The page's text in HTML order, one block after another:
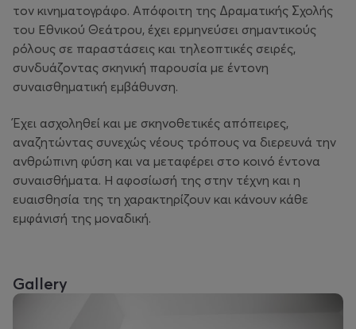
τον κινηματογράφο. Απόφοιτη της Δραματικής Σχολής
του Εθνικού Θεάτρου, έχει ερμηνεύσει σημαντικούς
ρόλους σε παραστάσεις και τηλεοπτικές σειρές,
συνδυάζοντας σκηνική παρουσία με έντονη
συναισθηματική εμβάθυνση.
Έχει ασχοληθεί και με σκηνοθετικές απόπειρες,
αναζητώντας συνεχώς νέους τρόπους να διερευνά την
ανθρώπινη φύση και να μεταφέρει στο κοινό έντονα
συναισθήματα. Η αφοσίωσή της στην τέχνη και η
ευαισθησία της τη χαρακτηρίζουν και κάνουν κάθε
εμφάνισή της μοναδική.
Gallery